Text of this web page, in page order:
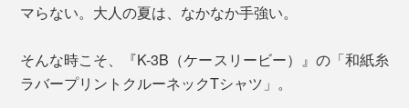
マらない。大人の夏は、なかなか手強い。
そんな時こそ、『K-3B（ケースリービー）』の「和紙糸
ラバープリントクルーネックTシャツ」。